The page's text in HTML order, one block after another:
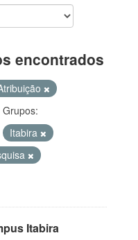
encontrados
Grupos:
Itabira
Itabira